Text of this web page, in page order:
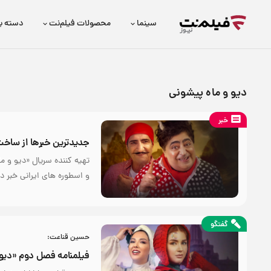
سینما محصولات فیلم‌نت دسته
دیو و ماه پیشونی
خبر
جدیدترین خبرها از
تهیه کننده سریال «دیو و
و اسطوره های ایرانی خبر
گفتگو
حسین قناعت:
فیلمنامه فصل دوم